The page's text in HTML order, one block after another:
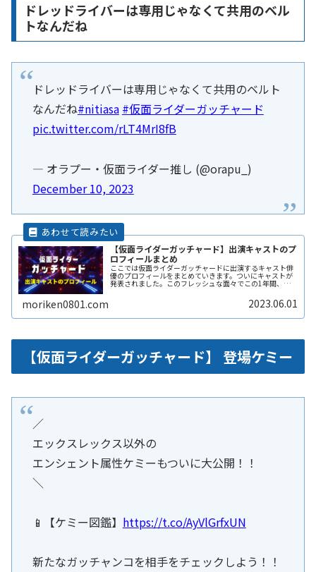
ドレッドライバーは専用じゃなくて共用のベル
トなんだね
ドレッドライバーは専用じゃなくて共用のベルト
なんだね#nitiasa #仮面ライダーガッチャード
pic.twitter.com/rLT4MrI8fB
— オラプー・仮面ライダー推し (@orapu_)
December 10, 2023
【仮面ライダーガッチャード】出演キャストのプ
ロフィールまとめ
ここでは仮面ライダーガッチャードに出演するキャスト俳
優のプロフィールをまとめていきます。ついにキャストが
発表されました。このフレッシュな面々でこの1年間、仮
ね。南野陽子さん、石丸幹二さんの出ReadMore...
moriken0801.com 2023.06.01
【仮面ライダーガッチャード】 登場ケミー
／
エックスレックス以外の
エンシェント属性ケミーもついに大公開！！
＼
📱【ケミー図鑑】 https://t.co/AyVlGrfxUN
新たなガッチャンコを相手をチェックしよう！！